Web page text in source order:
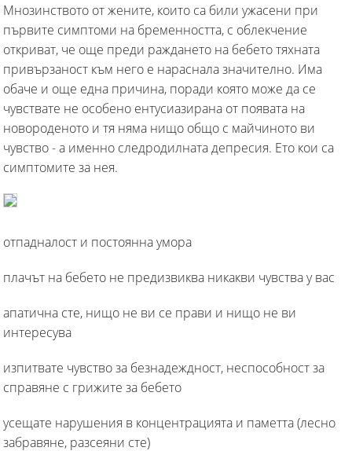
Мнозинството от жените, които са били ужасени при
първите симптоми на бременността, с облекчение
откриват, че още преди раждането на бебето тяхната
привързаност към него е нараснала значително. Има
обаче и още една причина, поради която може да се
чувствате не особено ентусиазирана от появата на
новороденото и тя няма нищо общо с майчиното ви
чувство - а именно следродилната депресия. Ето кои са
симптомите за нея.
отпадналост и постоянна умора
плачът на бебето не предизвиква никакви чувства у вас
апатична сте, нищо не ви се прави и нищо не ви
интересува
изпитвате чувство за безнадеждност, неспособност за
справяне с грижите за бебето
усещате нарушения в концентрацията и паметта (лесно
забравяне, разсеяни сте)